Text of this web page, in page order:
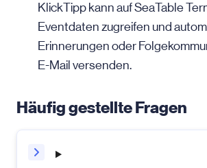
KlickTipp kann auf SeaTable
Eventdaten zugreifen und
Erinnerungen oder
E-Mail versenden.
Häufig gestellte Fragen